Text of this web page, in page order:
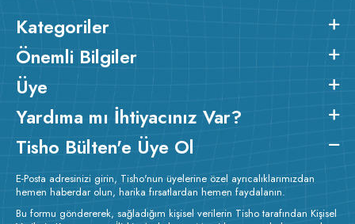
Kategoriler
Önemli Bilgiler
Üye
Yardıma mı İhtiyacınız Var?
Tisho Bülten'e Üye Ol
E-Posta adresinizi girin, Tisho'nun üyelerine özel ayrıcalıklarımızdan
hemen haberdar olun, harika fırsatlardan hemen faydalanın.
Bu formu göndererek, sağladığım kişisel verilerin Tisho tarafından Kişisel